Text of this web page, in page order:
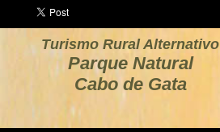
Turismo Rural Alternativo
Parque Natural
Cabo de Gata